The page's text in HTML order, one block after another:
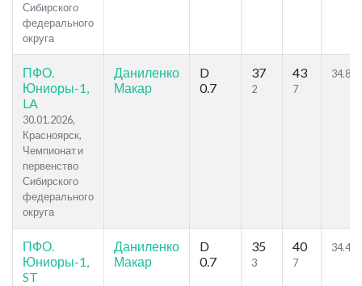
Сибирского
федерального
округа
ПФО.
Юниоры-1,
LA
30.01.2026,
Красноярск,
Чемпионат и
первенство
Сибирского
федерального
округа
Даниленко
Макар
D
0.7
37
2
43
7
34.86
ПФО.
Юниоры-1,
ST
Даниленко
Макар
D
0.7
35
3
40
7
34.46